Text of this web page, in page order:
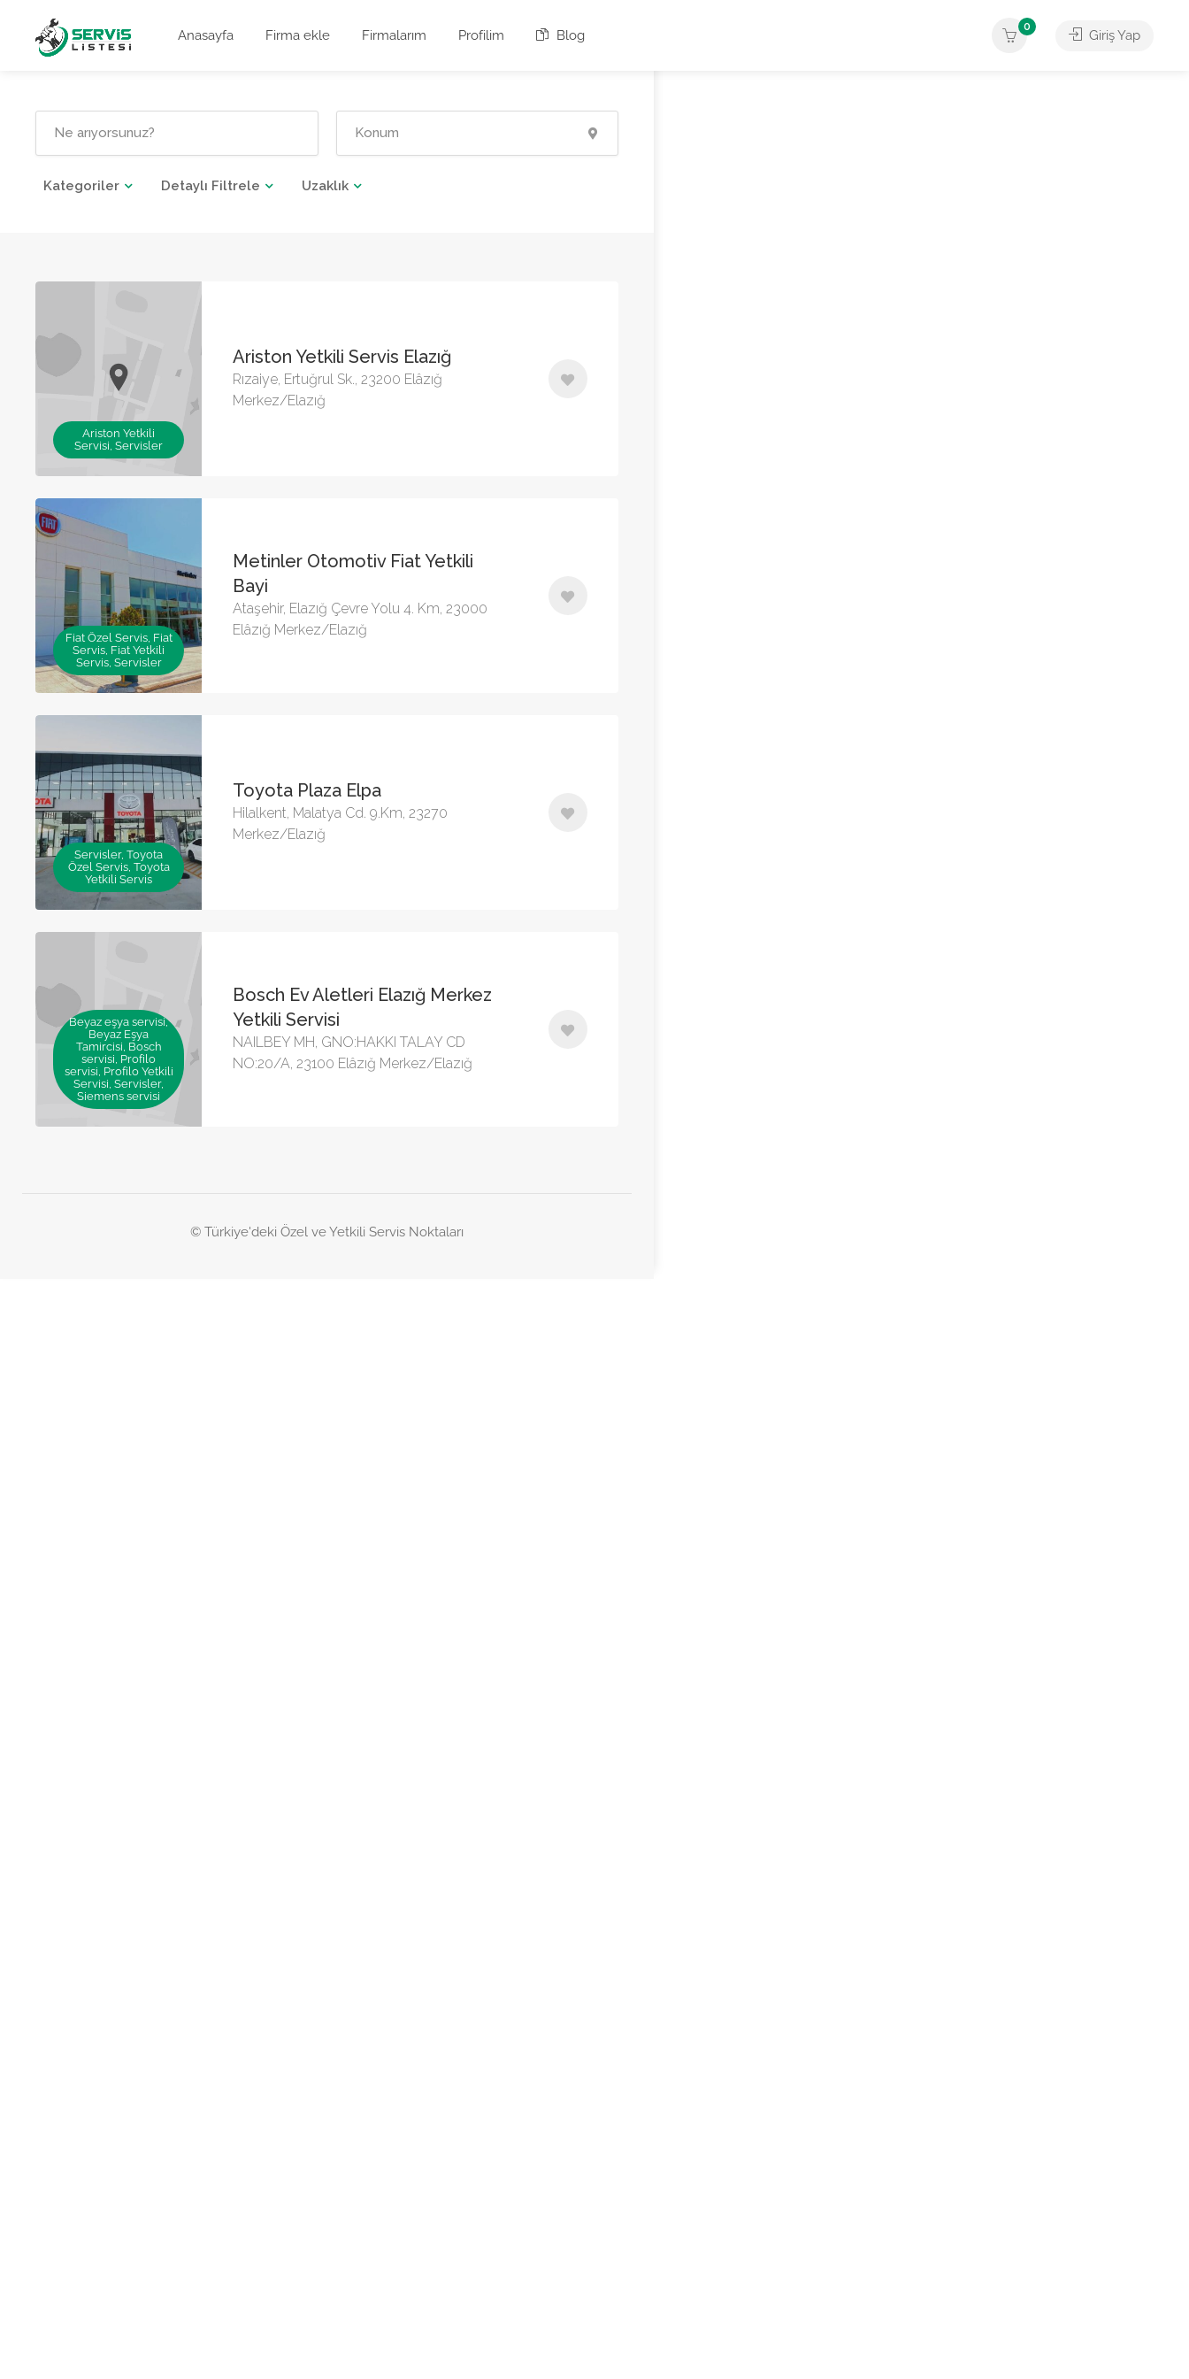
Anasayfa Firma ekle Firmalarım Profilim Blog
0
Giriş Yap
Kategoriler Detaylı Filtrele Uzaklık
Ariston Yetkili
Servisi, Servisler
Ariston Yetkili Servis Elazığ
Rızaiye, Ertuğrul Sk., 23200 Elâzığ
Merkez/Elazığ
Fiat Özel Servis, Fiat
Servis, Fiat Yetkili
Servis, Servisler
Metinler Otomotiv Fiat Yetkili
Bayi
Ataşehir, Elazığ Çevre Yolu 4. Km, 23000
Elâzığ Merkez/Elazığ
Servisler, Toyota
Özel Servis, Toyota
Yetkili Servis
Toyota Plaza Elpa
Hilalkent, Malatya Cd. 9.Km, 23270
Merkez/Elazığ
Beyaz eşya servisi,
Beyaz Eşya
Tamircisi, Bosch
servisi, Profilo
servisi, Profilo Yetkili
Servisi, Servisler,
Siemens servisi
Bosch Ev Aletleri Elazığ Merkez
Yetkili Servisi
NAILBEY MH, GNO:HAKKI TALAY CD
NO:20/A, 23100 Elâzığ Merkez/Elazığ
© Türkiye'deki Özel ve Yetkili Servis Noktaları